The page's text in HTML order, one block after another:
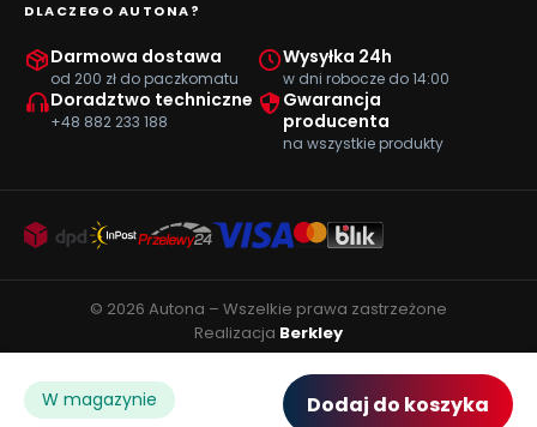
W magazynie Dodaj do koszyka
DLACZEGO AUTONA?
Darmowa dostawa
od 200 zł do paczkomatu
Wysyłka 24h
w dni robocze do 14:00
Doradztwo techniczne
+48 882 233 188
Gwarancja
producenta
na wszystkie produkty
© 2026 Autona – Wszelkie prawa zastrzeżone
Realizacja Berkley